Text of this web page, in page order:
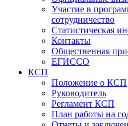
Участие в
сотрудничество
Статистическая
Контакты
Общественная
ЕГИССО
КСП
Положение о КСП
Руководитель
Регламент КСП
План работы на